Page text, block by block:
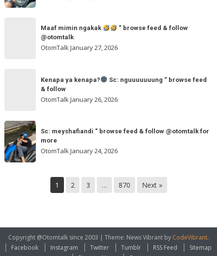
Sc:
follow
@otomtalk
Maaf mimin ngakak
“ browse feed & follow
@otomtalk
OtomTalkJanuary 27, 2026
Sc:
nguuuuuuung
“
browse
Kenapa ya kenapa?
Sc: nguuuuuuung “ browse feed
& follow
OtomTalkJanuary 26, 2026
Sc:
meyshafiandi
“
browse
more
Sc: meyshafiandi “ browse feed & follow @otomtalk for
more
OtomTalkJanuary 24, 2026
1 2 3 … 870 Next »
Copyright @Otomtalk since 2003 | Theme: News Vibrant by CodeVibrant.
Facebook
Instagram Twitter Tumblr RSS Feed
Sitemap